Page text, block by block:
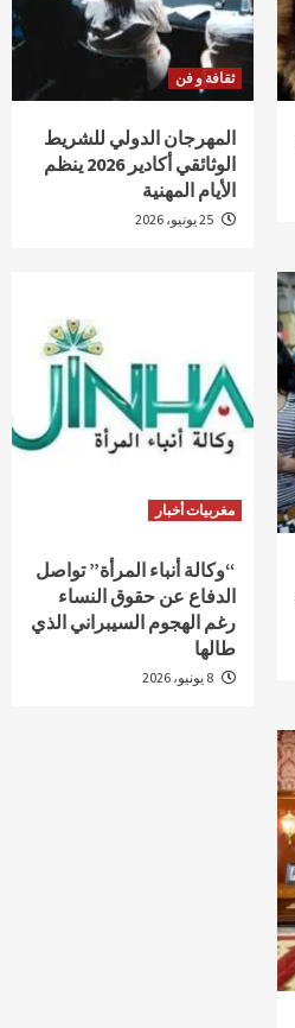
ثقافة و فن
المهرجان الدولي للشريط
الوثائقي أكادير 2026 ينظم
الأيام المهنية
مغربيات أخبار
“وكالة أنباء المرأة” تواصل
الدفاع عن حقوق النساء
رغم الهجوم السيبراني الذي
طالها